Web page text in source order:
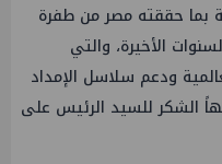
بما حققته مصر من طفرة
الأخيرة، والتي
ودعم سلاسل الإمداد
الشكر للسيد الرئيس على